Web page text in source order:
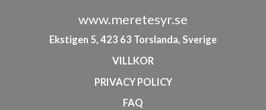
www.meretesyr.se
Ekstigen 5, 423 63 Torslanda, Sverige
VILLKOR
PRIVACY POLICY
FAQ